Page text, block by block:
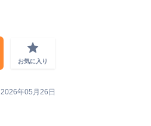
grade
お気に入り
2026年05月26日